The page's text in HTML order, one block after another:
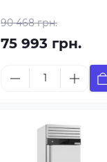
90 468 грн.
75 993 грн.